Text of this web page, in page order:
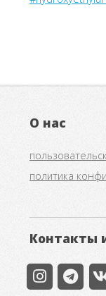
О нас
политика
Контакты